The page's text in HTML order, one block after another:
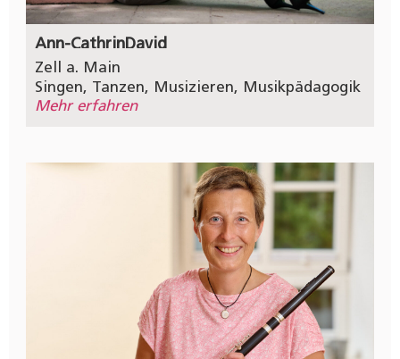
Ann-CathrinDavid
Zell a. Main
Singen, Tanzen, Musizieren, Musikpädagogik
Mehr erfahren